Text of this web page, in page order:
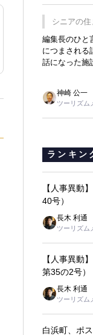
に東京ディズ
接客業の何
もう一つは
販売するにあ
永井社長は、
まっているこ
確信したそ
シニアの
のは出かけ
編集長のひ
につまされる
話になった施
りました。
施設を選択し
仕事ででし
はなく、世話
神崎 公一
ツーリズム
ランキン
【人事異動
40号）
長木 利通
ツーリズム
【人事異動
第35の2号）
長木 利通
ツーリズム
白浜町、ポ